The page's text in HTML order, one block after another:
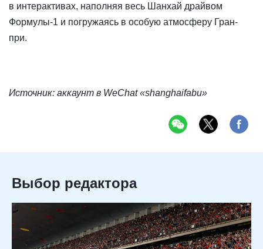
в интерактивах, наполняя весь Шанхай драйвом
Формулы-1 и погружаясь в особую атмосферу Гран-
при.
Источник: аккаунт в WeChat «shanghaifabu»
Выбор редактора